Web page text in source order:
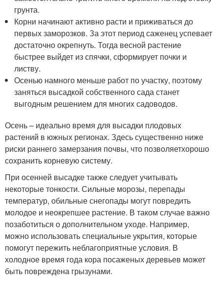
грунта.
Корни начинают активно расти и приживаться до
первых заморозков. За этот период саженец успевает
достаточно окрепнуть. Тогда весной растение
быстрее выйдет из спячки, сформирует почки и
листву.
Осенью намного меньше работ по участку, поэтому
заняться высадкой собственного сада станет
выгодным решением для многих садоводов.
Осень – идеально время для высадки плодовых
растений в южных регионах. Здесь существенно ниже
риски раннего замерзания почвы, что позволяетхорошо
сохранить корневую систему.
При осенней высадке также следует учитывать
некоторые тонкости. Сильные морозы, перепады
температур, обильные снегопады могут повредить
молодое и неокрепшее растение. В таком случае важно
позаботиться о дополнительном уходе. Например,
можно использовать специальные укрытия, которые
помогут пережить неблагоприятные условия. В
холодное время года кора посаженых деревьев может
быть повреждена грызунами.